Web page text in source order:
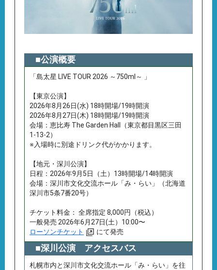
■公演概要
「島太星 LIVE TOUR 2026 ～750ml～ 」
【東京公演】
2026年8月26日(水) 18時開場/19時開演
2026年8月27日(木) 18時開場/19時開演
会場：恵比寿 The Garden Hall（東京都目黒区三田
1-13-2）
※入場時に別途ドリンク代がかかります。
【地元・深川公演】
日程：2026年9月5日（土）13時開場/14時開演
会場：深川市文化交流ホール「み・らい」（北海道
深川市5条7番20号）
チケット料⾦： 全席指定 8,000円（税込）
一般発売 2026年6月27日(土）10:00〜
ローソンチケット
にて発売
■深川公演 アクセスバス
札幌市内と深川市文化交流ホール「み・らい」を往